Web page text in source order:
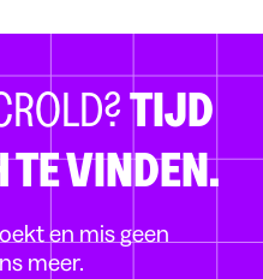
TIJD
TE VINDEN.
en mis geen
meer.